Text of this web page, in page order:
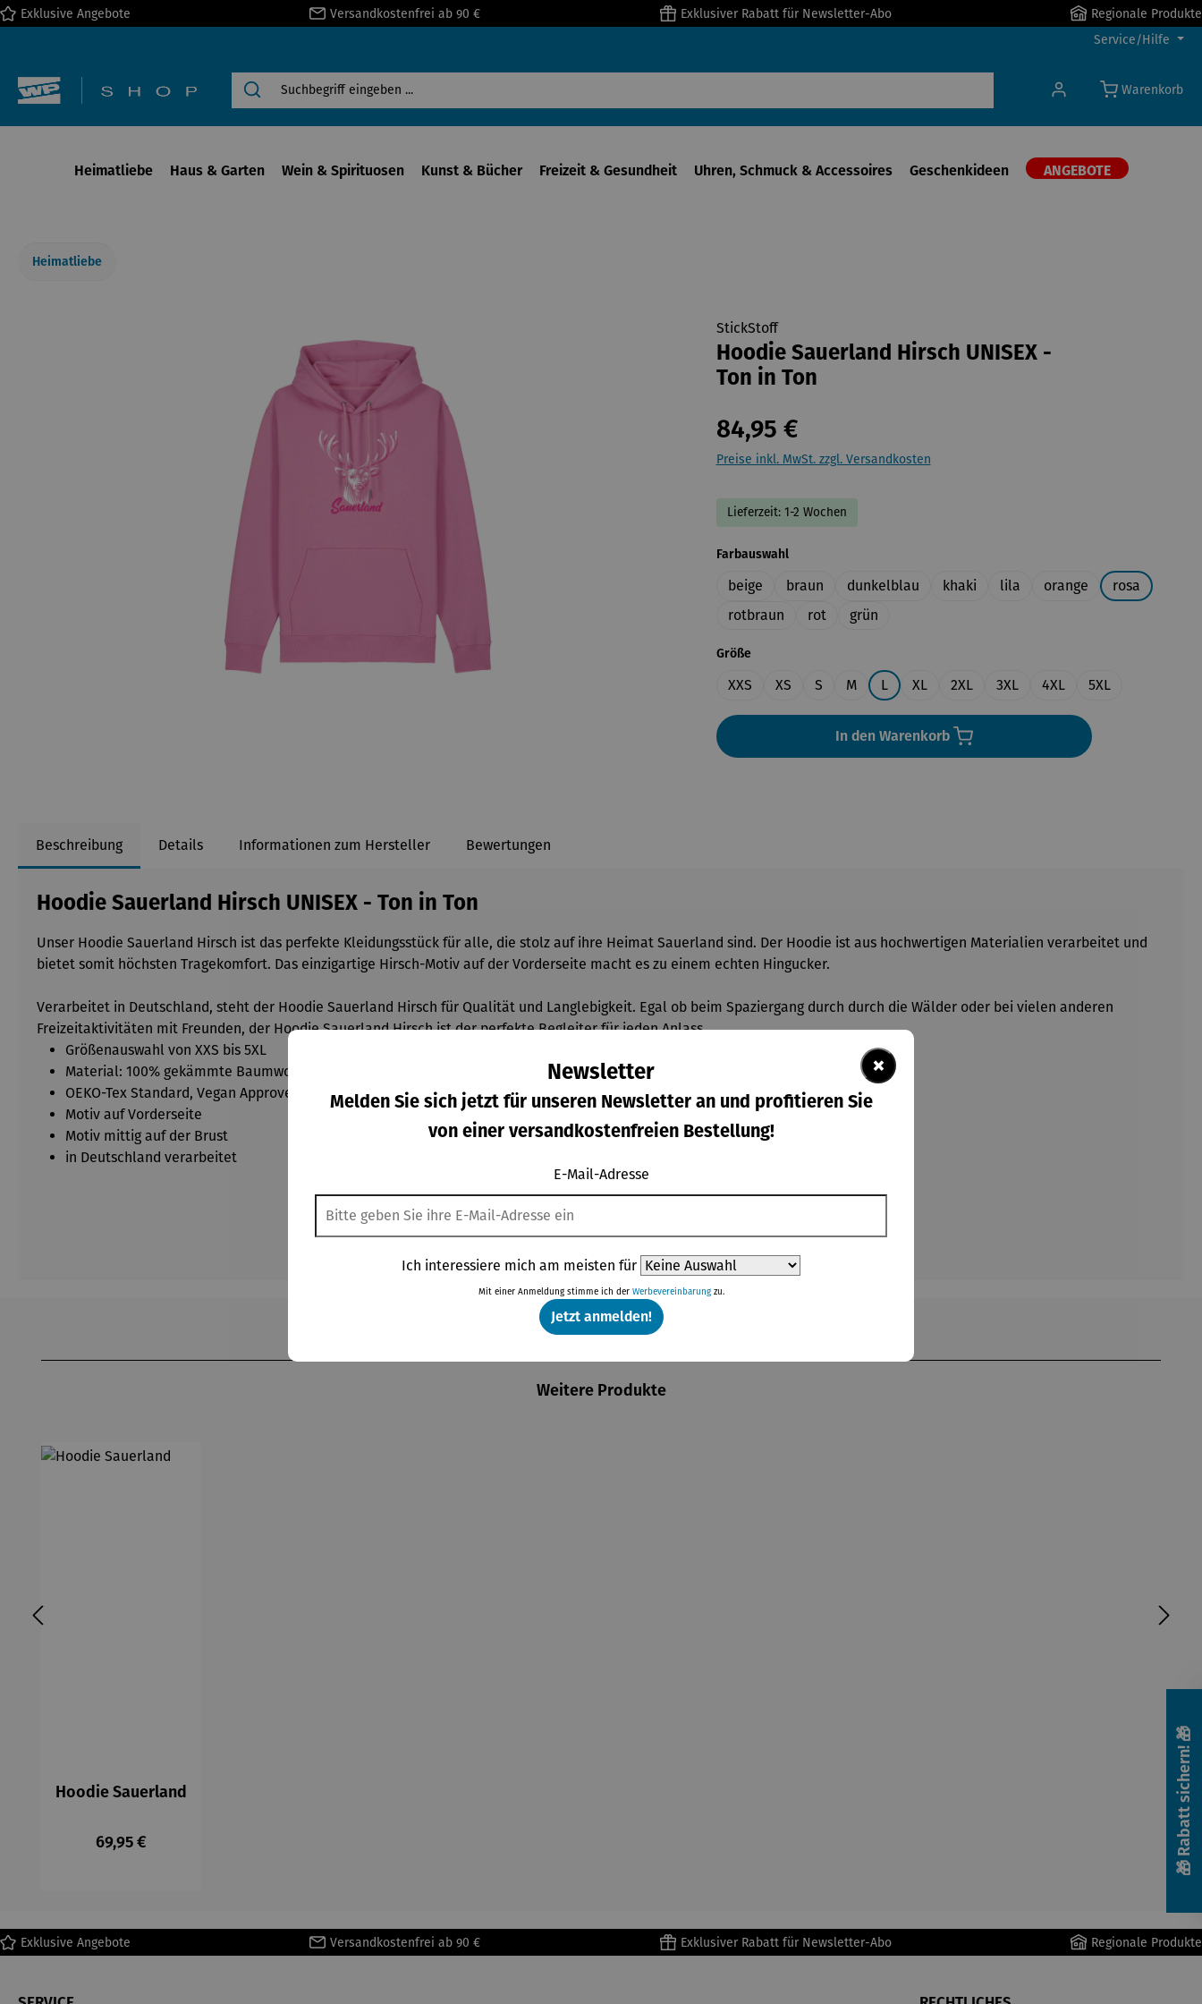
Zur Hauptnavigation springen
Exklusive Angebote Versandkostenfrei ab 90 € Exklusiver Rabatt für Newsletter-Abo
Regionale Produkte
Service/Hilfe
Warenkorb
Heimatliebe Haus & Garten Wein & Spirituosen Kunst & Bücher Freizeit & Gesundheit Uhren, Schmuck & Accessoires Geschenkideen ANGEBOTE
Heimatliebe
StickStoff
Hoodie Sauerland Hirsch UNISEX -
Ton in Ton
84,95 €
Preise inkl. MwSt. zzgl. Versandkosten
Lieferzeit: 1-2 Wochen
Farbauswahlauswählen
beige braun dunkelblau khaki lila orange
rosa
rotbraun
rot grün
Größeauswählen
XXS XS S M L XL 2XL 3XL 4XL 5XL
In den Warenkorb
Beschreibung Details Informationen zum Hersteller Bewertungen
Hoodie Sauerland Hirsch UNISEX - Ton in Ton
Unser Hoodie Sauerland Hirsch ist das perfekte Kleidungsstück für alle, die stolz auf ihre Heimat Sauerland sind. Der Hoodie ist aus hochwertigen Materialien verarbeitet und
bietet somit höchsten Tragekomfort. Das einzigartige Hirsch-Motiv auf der Vorderseite macht es zu einem echten Hingucker.
Verarbeitet in Deutschland, steht der Hoodie Sauerland Hirsch für Qualität und Langlebigkeit. Egal ob beim Spaziergang durch durch die Wälder oder bei vielen anderen
Freizeitaktivitäten mit Freunden, der Hoodie Sauerland Hirsch ist der perfekte Begleiter für jeden Anlass.
Größenauswahl von XXS bis 5XL
Material: 100% gekämmte Baumwolle
OEKO-Tex Standard, Vegan Approved
Motiv auf Vorderseite
Motiv mittig auf der Brust
in Deutschland verarbeitet
Weitere Produkte
Hoodie Sauerland
Regulärer Preis:
69,95 €
Exklusive Angebote Versandkostenfrei ab 90 € Exklusiver Rabatt für Newsletter-Abo Regionale Produkte
🎁 Rabatt sichern! 🎁
×
Newsletter
Melden Sie sich jetzt für unseren Newsletter an und profitieren Sie
von einer versandkostenfreien Bestellung!
E-Mail-Adresse
Ich interessiere mich am meisten für
Mit einer Anmeldung stimme ich der Werbevereinbarungzu.
Jetzt anmelden!